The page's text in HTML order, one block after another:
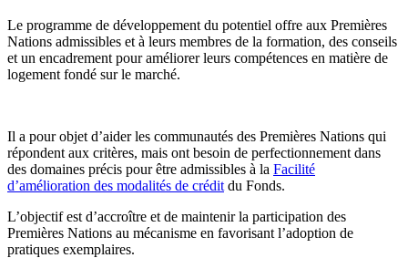
Le programme de développement du potentiel offre aux Premières
Nations admissibles et à leurs membres de la formation, des conseils
et un encadrement pour améliorer leurs compétences en matière de
logement fondé sur le marché.
Il a pour objet d’aider les communautés des Premières Nations qui
répondent aux critères, mais ont besoin de perfectionnement dans
des domaines précis pour être admissibles à la Facilité
d’amélioration des modalités de crédit du Fonds.
L’objectif est d’accroître et de maintenir la participation des
Premières Nations au mécanisme en favorisant l’adoption de
pratiques exemplaires.